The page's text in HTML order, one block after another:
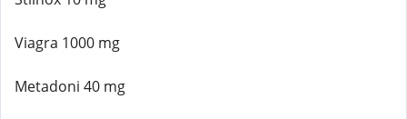
Viagra 1000 mg
Metadoni 40 mg